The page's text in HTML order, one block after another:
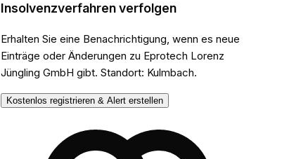
Insolvenzverfahren verfolgen
Erhalten Sie eine Benachrichtigung, wenn es neue
Einträge oder Änderungen zu Eprotech Lorenz
Jüngling GmbH gibt. Standort: Kulmbach.
Kostenlos registrieren & Alert erstellen